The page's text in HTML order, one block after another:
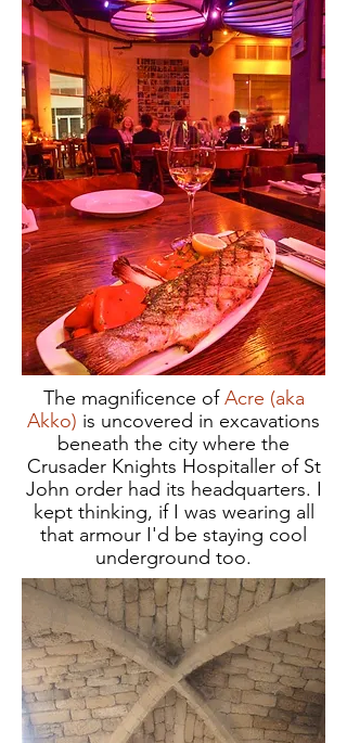
The magnificence of Acre (aka
Akko) is uncovered in excavations
beneath the city where the
Crusader Knights Hospitaller of St
John order had its headquarters. I
kept thinking, if I was wearing all
that armour I'd be staying cool
underground too.